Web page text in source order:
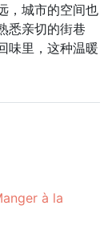
，城市的空间也
悉亲切的街巷
味里，这种温暖
à la